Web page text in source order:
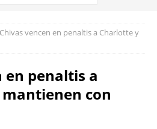
Chivas vencen en penaltis a Charlotte y
en penaltis a
con